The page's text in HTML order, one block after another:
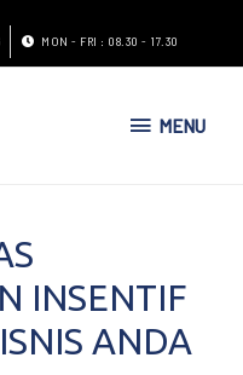
MON - FRI : 08.30 - 17.30
MENU
INSENTIF
ANDA